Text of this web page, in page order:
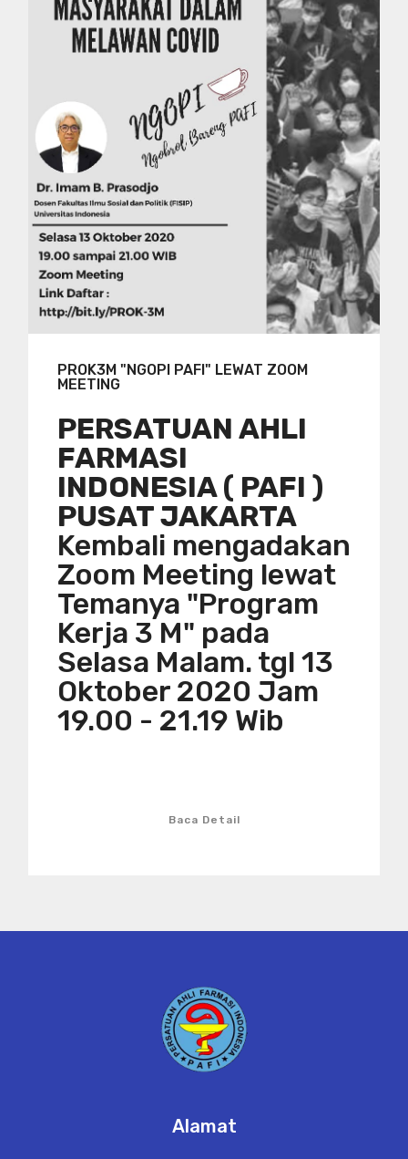
PROK3M "NGOPI PAFI" LEWAT ZOOM
MEETING
PERSATUAN AHLI
FARMASI
INDONESIA ( PAFI )
PUSAT JAKARTA
Kembali mengadakan
Zoom Meeting lewat
Temanya "Program
Kerja 3 M" pada
Selasa Malam. tgl 13
Oktober 2020 Jam
19.00 - 21.19 Wib
Baca Detail
Alamat